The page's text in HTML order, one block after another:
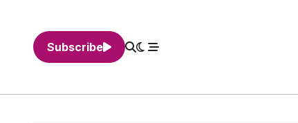
Subscribe